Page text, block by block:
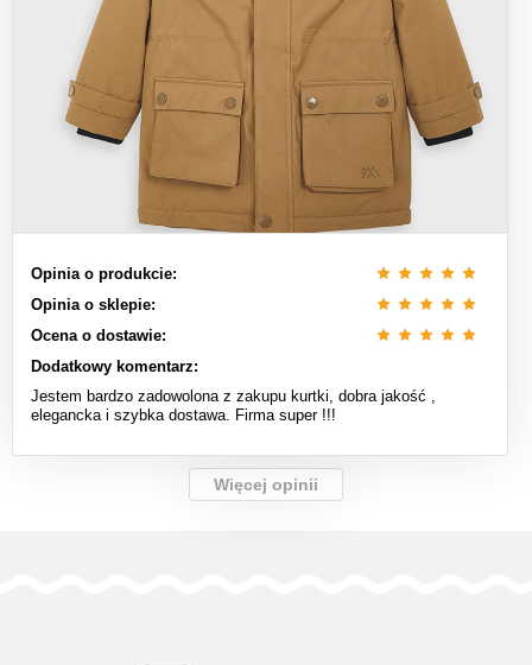
Opinia o produkcie:
Opinia o sklepie:
Ocena o dostawie:
Dodatkowy komentarz:
Jestem bardzo zadowolona z zakupu kurtki, dobra jakość ,
elegancka i szybka dostawa. Firma super !!!
Więcej opinii